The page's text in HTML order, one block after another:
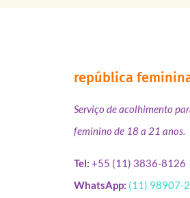
república
Serviço de acolhimento
feminino de 18 a 21 anos.
Tel: +55 (11) 3836-8126
WhatsApp: (11) 98907-